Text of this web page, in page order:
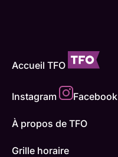
Accueil TFO
Instagram Facebook
À propos de TFO
Grille horaire